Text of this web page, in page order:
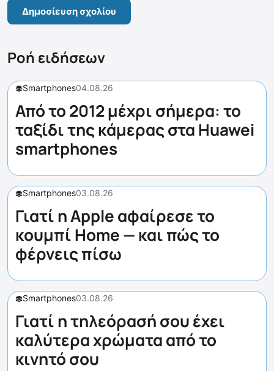
Ροή ειδήσεων
Smartphones04.08.26
Από το 2012 μέχρι σήμερα: το
ταξίδι της κάμερας στα Huawei
smartphones
Smartphones03.08.26
Γιατί η Apple αφαίρεσε το
κουμπί Home — και πώς το
φέρνεις πίσω
Smartphones03.08.26
Γιατί η τηλεόρασή σου έχει
καλύτερα χρώματα από το
κινητό σου